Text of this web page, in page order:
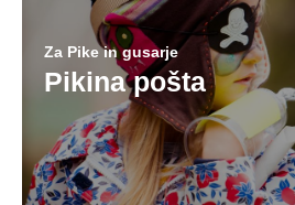
SODELUJEMO
OBISK SKUPIN
ZA PIKE IN
INFORMACIJE
GALERIJA
PIKASTE
Za Pike in gusarje
Pikina pošta